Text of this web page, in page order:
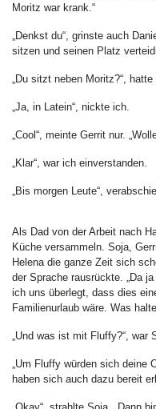
Moritz war krank.“
„Denkst du“, grinste auch
sitzen und seinen Platz
„Du sitzt neben Moritz?“,
„Ja, in Latein“, nickte ich.
„Cool“, meinte Gerrit nur.
„Klar“, war ich einverstanden.
„Bis morgen Leute“,
Als Dad von der Arbeit nach
Küche versammeln. Soja,
Helena die ganze Zeit sich
der Sprache rausrückte. „Da
ich uns überlegt, dass dies
Familienurlaub wäre. Was
„Und was ist mit Fluffy?“, war
„Um Fluffy würden sich deine
haben sich auch dazu bereit
„Okay“, strahlte Soja. „Dann